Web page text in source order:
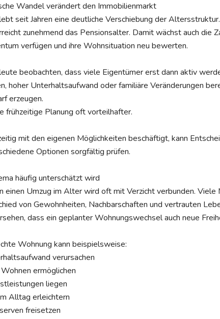
Wandel verändert den Immobilienmarkt
seit Jahren eine deutliche Verschiebung der
zunehmend das Pensionsalter. Damit wächst auch die
verfügen und ihre Wohnsituation neu bewerten.
beobachten, dass viele Eigentümer erst dann aktiv
hoher Unterhaltsaufwand oder familiäre Veränderungen
erzeugen.
frühzeitige Planung oft vorteilhafter.
mit den eigenen Möglichkeiten beschäftigt, kann
Optionen sorgfältig prüfen.
häufig unterschätzt wird
einen Umzug im Alter wird oft mit Verzicht verbunden. Viele
von Gewohnheiten, Nachbarschaften und vertrauten
dass ein geplanter Wohnungswechsel auch neue
Wohnung kann beispielsweise:
verursachen
ermöglichen
liegen
Alltag erleichtern
freisetzen